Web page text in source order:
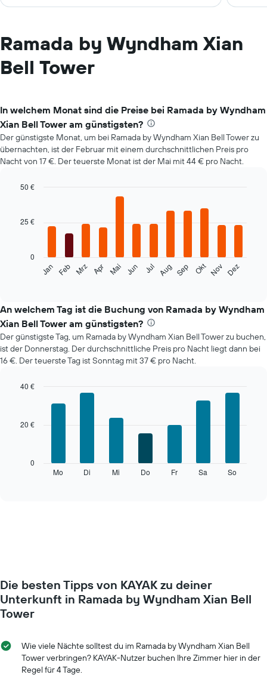
Ramada by Wyndham Xian
Bell Tower
In welchem Monat sind die Preise bei Ramada by Wyndham
Xian Bell Tower am günstigsten?
Der günstigste Monat, um bei Ramada by Wyndham Xian Bell Tower zu
übernachten, ist der Februar mit einem durchschnittlichen Preis pro
Nacht von 17 €. Der teuerste Monat ist der Mai mit 44 € pro Nacht.
with
folgende
den
durchschnittlichen
Zimmerpreis
im
jeweiligen
Monat
Das
X-
den
durchschnittlichen
Zimmerpreis
anzeigt.
Jan Feb Mrz Apr Mai Jun Jul Aug Sep Okt Nov Dez
0
25 €
50 €
An welchem Tag ist die Buchung von Ramada by Wyndham
Xian Bell Tower am günstigsten?
Der günstigste Tag, um Ramada by Wyndham Xian Bell Tower zu buchen,
ist der Donnerstag. Der durchschnittliche Preis pro Nacht liegt dann bei
16 €. Der teuerste Tag ist Sonntag mit 37 € pro Nacht.
jeweiligen
Wochentag.
Diagramm
X-
Achse,
die
Mo Di Mi Do Fr Sa So
0
20 €
40 €
Die besten Tipps von KAYAK zu deiner
Unterkunft in Ramada by Wyndham Xian Bell
Tower
Wie viele Nächte solltest du im Ramada by Wyndham Xian Bell
Tower verbringen? KAYAK-Nutzer buchen Ihre Zimmer hier in der
Regel für 4 Tage.